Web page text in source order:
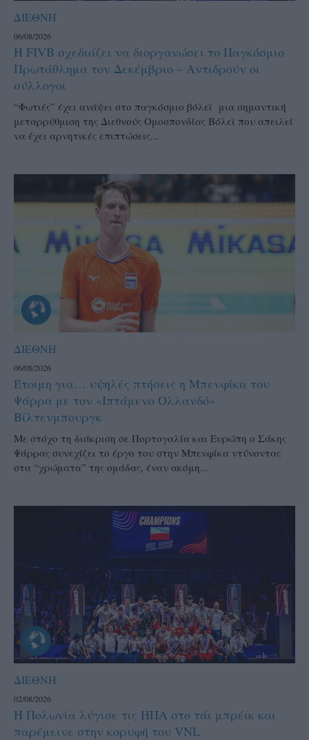
ΔΙΕΘΝΗ
06/08/2026
Η FIVB σχεδιάζει να διοργανώσει το Παγκόσμιο
Πρωτάθλημα τον Δεκέμβριο – Αντιδρούν οι
σύλλογοι
“Φωτιές” έχει ανάψει στο παγκόσμιο βόλεϊ μια σημαντική
μεταρρύθμιση της Διεθνούς Ομοσπονδίας Βόλεϊ που απειλεί
να έχει αρνητικές επιπτώσεις...
ΔΙΕΘΝΗ
06/08/2026
Έτοιμη για… υψηλές πτήσεις η Μπενφίκα του
Ψάρρα με τον «Ιπτάμενο Ολλανδό»
Βίλτενμπουργκ
Mε στόχο τη διάκριση σε Πορτογαλία και Ευρώπη ο Σάκης
Ψάρρας συνεχίζει το έργο του στην Μπενφίκα ντύνοντας
στα “χρώματα” της ομάδας, έναν ακόμη...
ΔΙΕΘΝΗ
02/08/2026
Η Πολωνία λύγισε τις ΗΠΑ στο τάι μπρέικ και
παρέμεινε στην κορυφή του VNL